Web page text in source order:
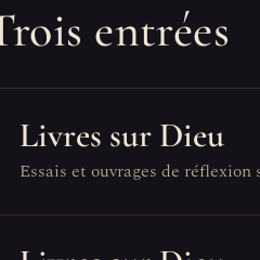
entrées
Livres sur Dieu
Essais et ouvrages de